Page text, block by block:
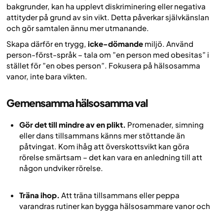
bakgrunder, kan ha upplevt diskriminering eller negativa
attityder på grund av sin vikt. Detta påverkar självkänslan
och gör samtalen ännu mer utmanande.
Skapa därför en trygg, icke-dömande miljö. Använd
person-först-språk – tala om ”en person med obesitas” i
stället för ”en obes person”. Fokusera på hälsosamma
vanor, inte bara vikten.
Gemensamma hälsosamma val
Gör det till mindre av en plikt. Promenader, simning
eller dans tillsammans känns mer stöttande än
påtvingat. Kom ihåg att överskottsvikt kan göra
rörelse smärtsam – det kan vara en anledning till att
någon undviker rörelse.
Träna ihop. Att träna tillsammans eller peppa
varandras rutiner kan bygga hälsosammare vanor och